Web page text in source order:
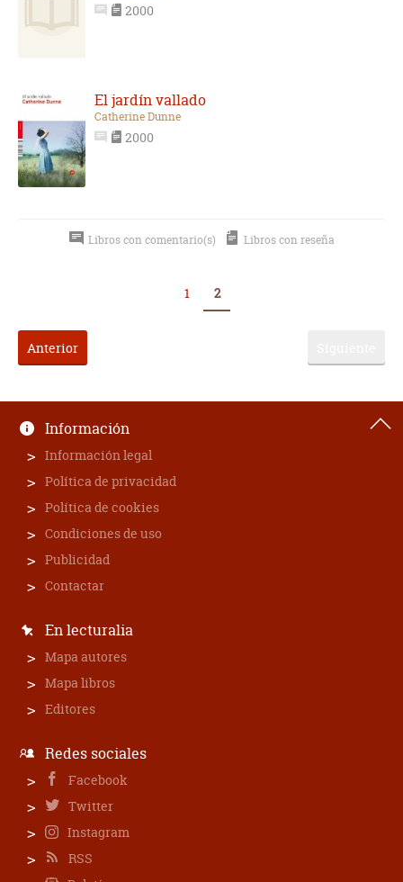
2000
El jardín vallado
Catherine Dunne
2000
Libros con comentario(s) Libros con reseña
Anterior
1 2
Información
Información legal
Política de privacidad
Política de cookies
Condiciones de uso
Publicidad
Contactar
En lecturalia
Mapa autores
Mapa libros
Editores
Redes sociales
Facebook
Twitter
Instagram
RSS